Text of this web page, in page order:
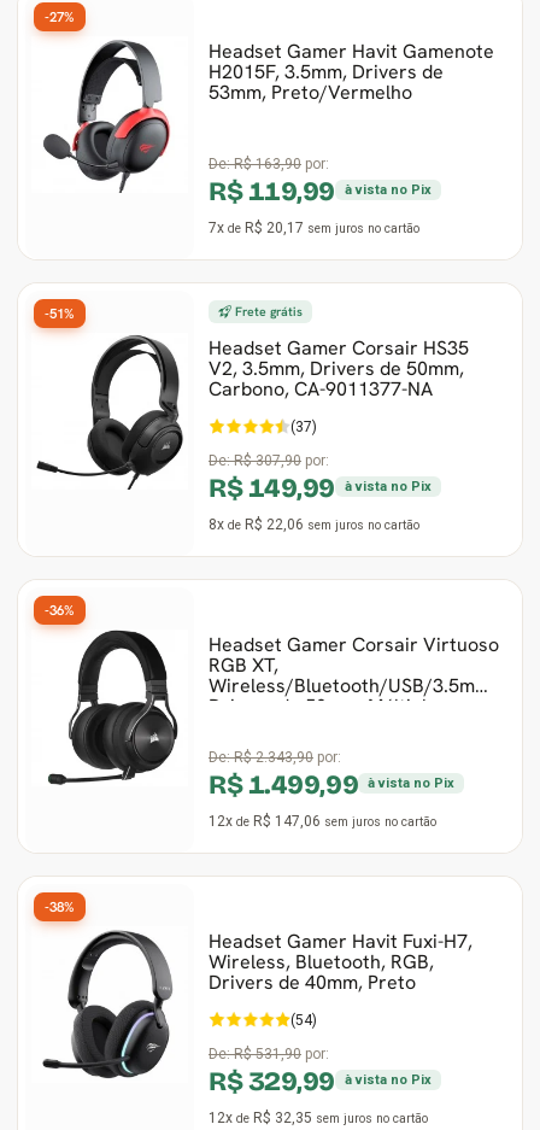
Headset Gamer Havit Gamenote
H2015F, 3.5mm, Drivers de
53mm, Preto/Vermelho
De:R$ 163,90 por:
R$ 119,99 à vista no Pix
7x de R$ 20,17 sem juros no cartão
-27%
Frete grátis
Headset Gamer Corsair HS35
V2, 3.5mm, Drivers de 50mm,
Carbono, CA-9011377-NA
(37)
De:R$ 307,90 por:
R$ 149,99 à vista no Pix
8x de R$ 22,06 sem juros no cartão
-51%
Headset Gamer Corsair Virtuoso
RGB XT,
Wireless/Bluetooth/USB/3.5mm,
Drivers de 50mm, Múltiplas
De:R$ 2.343,90 por:
R$ 1.499,99 à vista no Pix
12x de R$ 147,06 sem juros no cartão
-36%
Headset Gamer Havit Fuxi-H7,
Wireless, Bluetooth, RGB,
Drivers de 40mm, Preto
(54)
De:R$ 531,90 por:
R$ 329,99 à vista no Pix
12x de R$ 32,35 sem juros no cartão
-38%